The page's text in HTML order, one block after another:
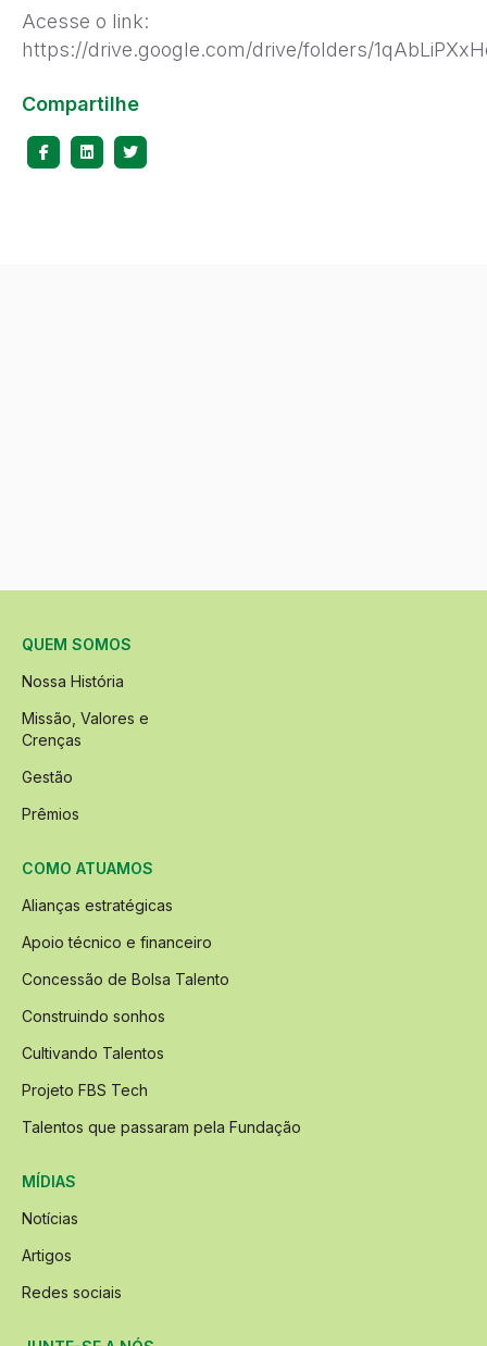
Acesse o link:
https://drive.google.com/drive/folders/
Compartilhe
QUEM SOMOS
Nossa História
Missão, Valores e
Crenças
Gestão
Prêmios
COMO ATUAMOS
Alianças estratégicas
Apoio técnico e financeiro
Concessão de Bolsa Talento
Construindo sonhos
Cultivando Talentos
Projeto FBS Tech
Talentos que passaram pela Fundação
MÍDIAS
Notícias
Artigos
Redes sociais